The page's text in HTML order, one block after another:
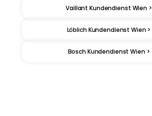
Vaillant Kundendienst Wien >
Löblich Kundendienst Wien >
Bosch Kundendienst Wien >